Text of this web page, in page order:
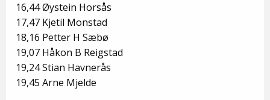
16,44 Øystein Horsås
17,47 Kjetil Monstad
18,16 Petter H Sæbø
19,07 Håkon B Reigstad
19,24 Stian Havnerås
19,45 Arne Mjelde